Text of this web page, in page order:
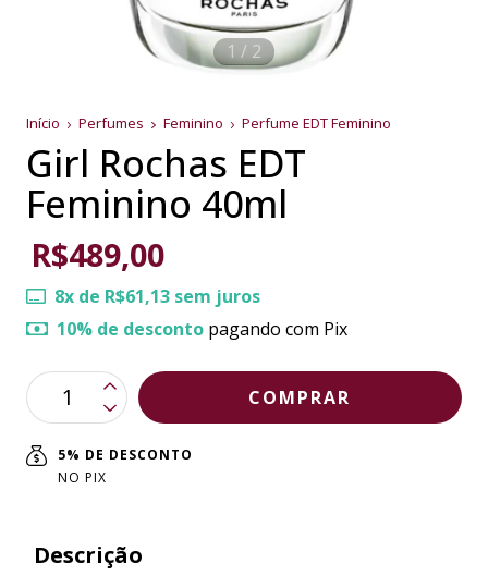
1 / 2
Início Perfumes Feminino Perfume EDT Feminino
Girl Rochas EDT
Feminino 40ml
R$489,00
8x de R$61,13 sem juros
10% de desconto pagando com Pix
5% DE DESCONTO
NO PIX
Descrição